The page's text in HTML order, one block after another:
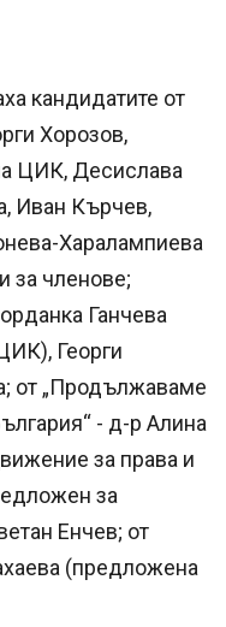
кандидатите от
Хорозов,
ЦИК, Десислава
Иван Кърчев,
Харалампиева
за членове;
Ганчева
Георги
от „Продължаваме
- д-р Алина
за права и
за
Енчев; от
(предложена